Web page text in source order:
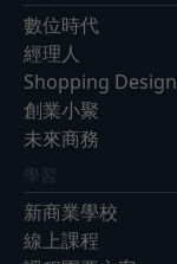
數位時代
經理人
Shopping Design
創業小聚
未來商務
學習
新商業學校
線上課程